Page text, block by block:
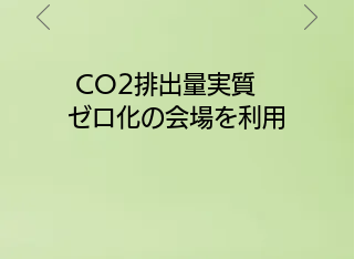
CO2排出量実質
ゼロ化の会場を利用